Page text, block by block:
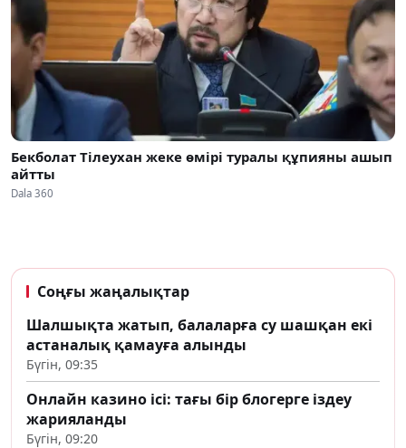
Бекболат Тілеухан жеке өмірі туралы құпияны ашып
айтты
Dala 360
Соңғы жаңалықтар
Шалшықта жатып, балаларға су шашқан екі
астаналық қамауға алынды
Бүгін, 09:35
Онлайн казино ісі: тағы бір блогерге іздеу
жарияланды
Бүгін, 09:20